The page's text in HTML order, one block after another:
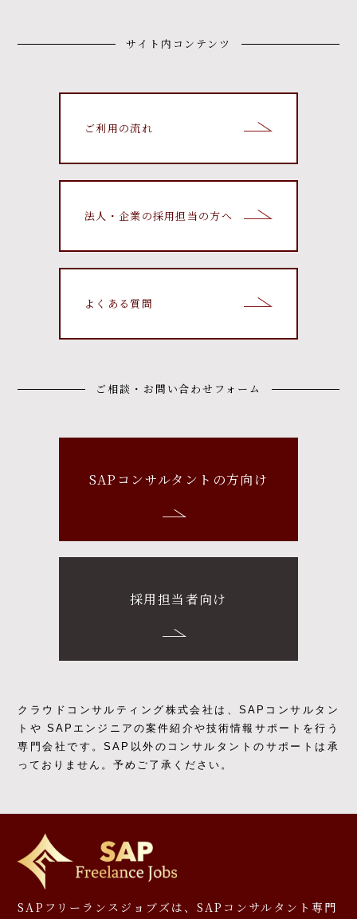
サイト内コンテンツ
ご利用の流れ
法人・企業の採用担当の方へ
よくある質問
ご相談・お問い合わせフォーム
SAPコンサルタントの方向け
採用担当者向け
クラウドコンサルティング株式会社は、SAPコンサルタン
トや SAPエンジニアの案件紹介や技術情報サポートを行う
専門会社です。SAP以外のコンサルタントのサポートは承
っておりません。予めご了承ください。
SAPフリーランスジョブズは、SAPコンサルタント専門